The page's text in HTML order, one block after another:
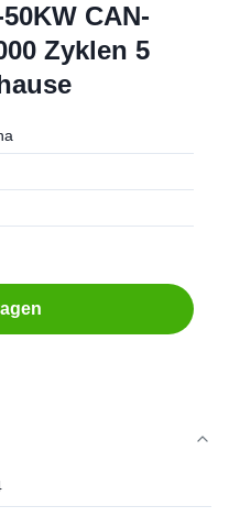
CAN-
Zyklen 5